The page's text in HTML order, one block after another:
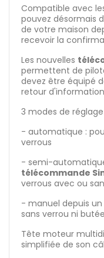
Compatible avec
pouvez désormais
de votre maison
recevoir la
Les nouvelles
permettent de
devez être équipé
retour
3 modes de
- automatique :
verrous
- semi-
télécommande
verrous avec ou
- manuel depuis un
sans verrou ni butée
Tête moteur
simplifiée de son